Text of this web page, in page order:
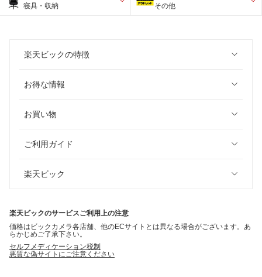
寝具・収納
その他
楽天ビックの特徴
お得な情報
お買い物
ご利用ガイド
楽天ビック
楽天ビックのサービスご利用上の注意
価格はビックカメラ各店舗、他のECサイトとは異なる場合がございます。あ
らかじめご了承下さい。
セルフメディケーション税制
悪質な偽サイトにご注意ください